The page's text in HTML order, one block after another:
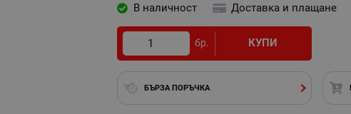
В наличност Доставка и плащане
бр. КУПИ
БЪРЗА ПОРЪЧКА